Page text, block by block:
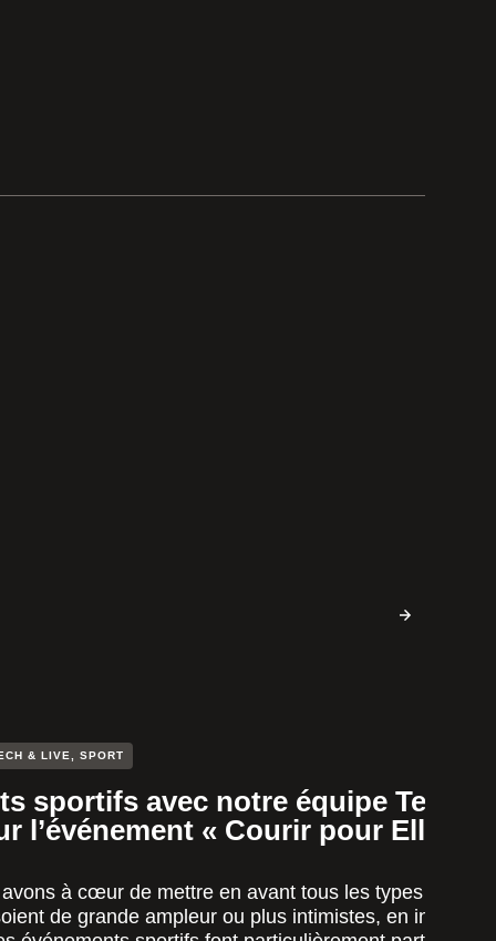
& LIVE SPORT
sportifs avec notre équipe Tech
l’événement « Courir pour Elles »
à cœur de mettre en avant tous les types
de grande ampleur ou plus intimistes, en intérieur